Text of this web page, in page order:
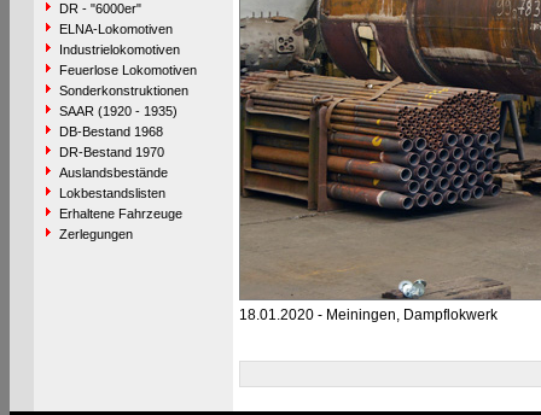
DR - "6000er"
ELNA-Lokomotiven
Industrielokomotiven
Feuerlose Lokomotiven
Sonderkonstruktionen
SAAR (1920 - 1935)
DB-Bestand 1968
DR-Bestand 1970
Auslandsbestände
Lokbestandslisten
Erhaltene Fahrzeuge
Zerlegungen
18.01.2020 - Meiningen, Dampflokwerk